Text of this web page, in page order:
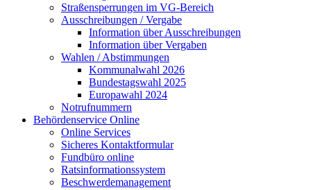
Straßensperrungen im VG-Bereich
Ausschreibungen / Vergabe
Information über Ausschreibungen
Information über Vergaben
Wahlen / Abstimmungen
Kommunalwahl 2026
Bundestagswahl 2025
Europawahl 2024
Notrufnummern
Behördenservice Online
Online Services
Sicheres Kontaktformular
Fundbüro online
Ratsinformationssystem
Beschwerdemanagement